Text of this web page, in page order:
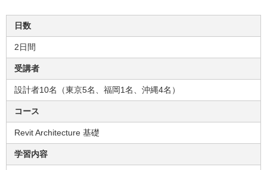
日数
2日間
受講者
設計者10名（東京5名、福岡1名、沖縄4名）
コース
Revit Architecture 基礎
学習内容